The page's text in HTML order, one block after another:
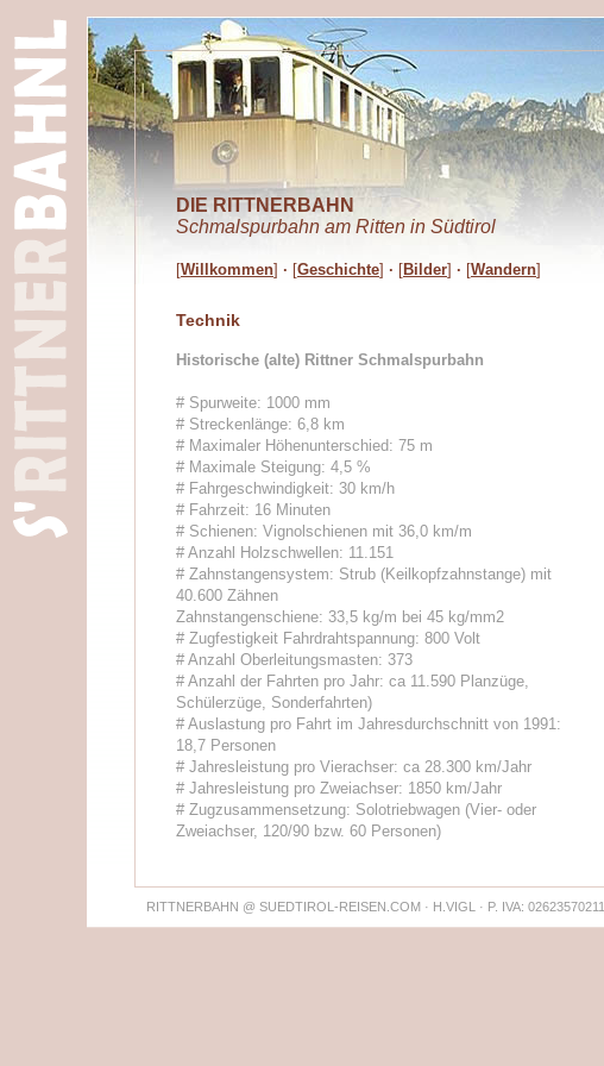
DIE RITTNERBAHN
Schmalspurbahn am Ritten in Südtirol
[Willkommen] · [Geschichte] · [Bilder] · [Wandern]
Technik
Historische (alte) Rittner Schmalspurbahn
# Spurweite: 1000 mm
# Streckenlänge: 6,8 km
# Maximaler Höhenunterschied: 75 m
# Maximale Steigung: 4,5 %
# Fahrgeschwindigkeit: 30 km/h
# Fahrzeit: 16 Minuten
# Schienen: Vignolschienen mit 36,0 km/m
# Anzahl Holzschwellen: 11.151
# Zahnstangensystem: Strub (Keilkopfzahnstange) mit
40.600 Zähnen
Zahnstangenschiene: 33,5 kg/m bei 45 kg/mm2
# Zugfestigkeit Fahrdrahtspannung: 800 Volt
# Anzahl Oberleitungsmasten: 373
# Anzahl der Fahrten pro Jahr: ca 11.590 Planzüge,
Schülerzüge, Sonderfahrten)
# Auslastung pro Fahrt im Jahresdurchschnitt von 1991:
18,7 Personen
# Jahresleistung pro Vierachser: ca 28.300 km/Jahr
# Jahresleistung pro Zweiachser: 1850 km/Jahr
# Zugzusammensetzung: Solotriebwagen (Vier- oder
Zweiachser, 120/90 bzw. 60 Personen)
RITTNERBAHN @ SUEDTIROL-REISEN.COM · H.VIGL · P. IVA: 02623570211